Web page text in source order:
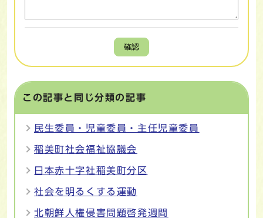
確認
この記事と同じ分類の記事
民生委員・児童委員・主任児童委員
稲美町社会福祉協議会
日本赤十字社稲美町分区
社会を明るくする運動
北朝鮮人権侵害問題啓発週間